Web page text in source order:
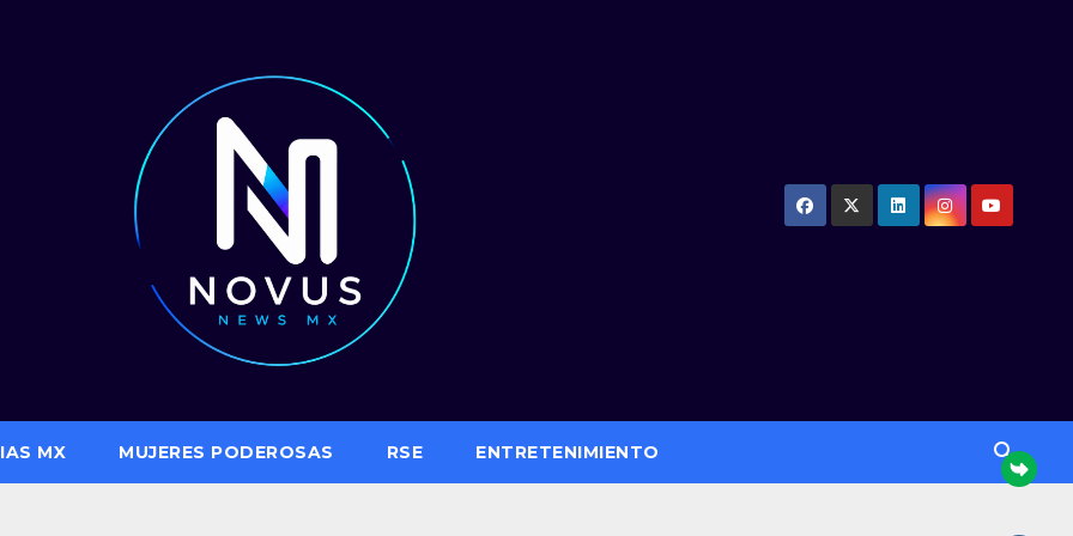
MX MUJERES PODEROSAS RSE ENTRETENIMIENTO